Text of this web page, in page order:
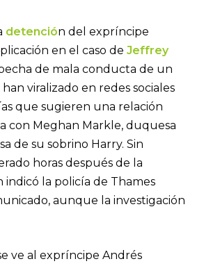
detención del expríncipe
en el caso de Jeffrey
de mala conducta de un
viralizado en redes sociales
que sugieren una relación
con Meghan Markle, duquesa
de su sobrino Harry. Sin
horas después de la
indicó la policía de Thames
aunque la investigación
ve al expríncipe Andrés